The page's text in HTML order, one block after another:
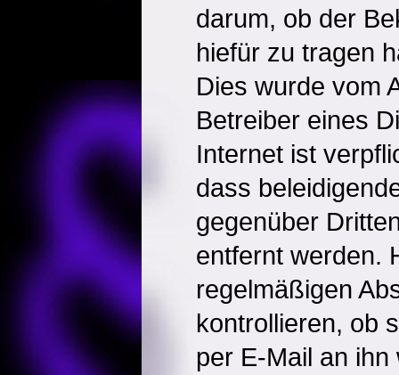
darum, ob der
hiefür zu tragen
Dies wurde vom
Betreiber eines
Internet ist
dass
gegenüber
entfernt werden.
regelmäßigen
kontrollieren, ob
per E-Mail an